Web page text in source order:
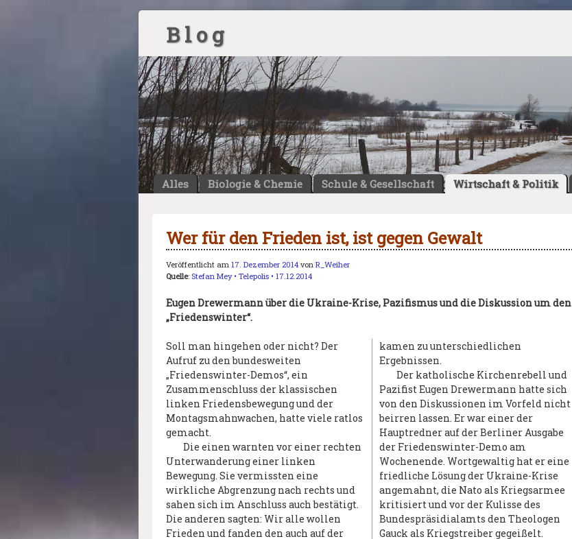
B l o g
Alles Biologie & Chemie Schule & Gesellschaft Wirtschaft & Politik
Wer für den Frieden ist, ist gegen Gewalt
Veröffentlicht am 17. Dezember 2014 von R_Weiher
Quelle: Stefan Mey • Telepolis • 17.12.2014
Eugen Drewermann über die Ukraine-Krise, Pazifismus und die Diskussion um den
„Friedenswinter“.
Soll man hingehen oder nicht? Der
Aufruf zu den bundesweiten
„Friedenswinter-Demos“, ein
Zusammenschluss der klassischen
linken Friedensbewegung und der
Montagsmahnwachen, hatte viele ratlos
gemacht.
Die einen warnten vor einer rechten
Unterwanderung einer linken
Bewegung. Sie vermissten eine
wirkliche Abgrenzung nach rechts und
sahen sich im Anschluss auch bestätigt.
Die anderen sagten: Wir alle wollen
Frieden und fanden den auch auf der
kamen zu unterschiedlichen
Ergebnissen.
Der katholische Kirchenrebell und
Pazifist Eugen Drewermann hatte sich
von den Diskussionen im Vorfeld nicht
beirren lassen. Er war einer der
Hauptredner auf der Berliner Ausgabe
der Friedenswinter-Demo am
Wochenende. Wortgewaltig hat er eine
friedliche Lösung der Ukraine-Krise
angemahnt, die Nato als Kriegsarmee
kritisiert und vor der Kulisse des
Bundespräsidialamts den Theologen
Gauck als Kriegstreiber gegeißelt.